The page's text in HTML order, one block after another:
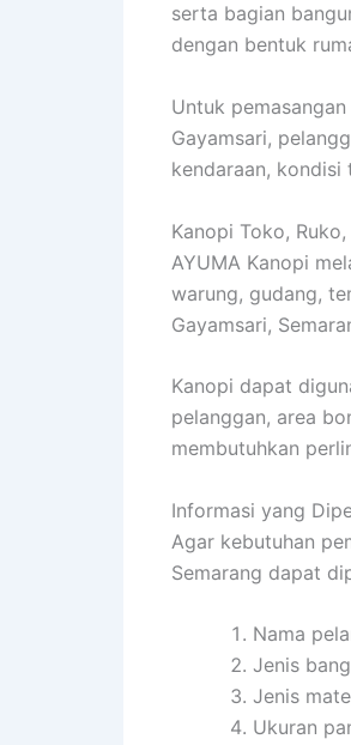
serta bagian
dengan bentuk
Untuk
Gayamsari,
kendaraan,
Kanopi Toko,
AYUMA Kanopi
warung, gudang,
Gayamsari,
Kanopi dapat
pelanggan, area
membutuhkan
Informasi yang
Agar kebutuhan
Semarang dapat
Nama
Jenis
Jenis
Ukuran